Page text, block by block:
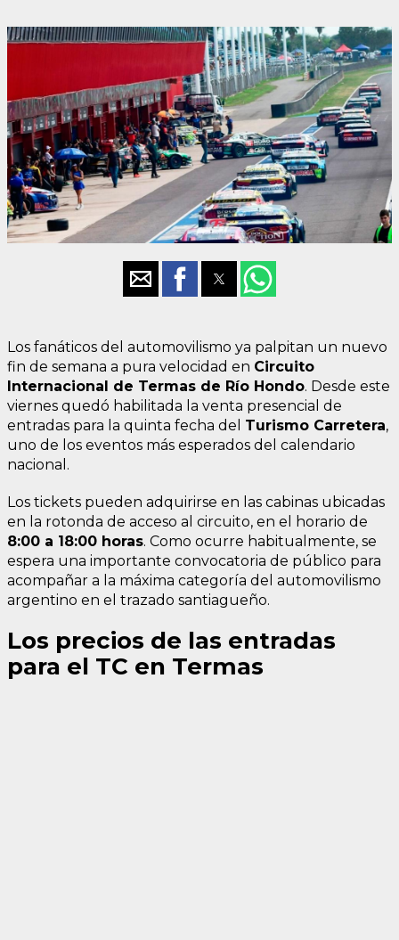
Los fanáticos del automovilismo ya palpitan un nuevo
fin de semana a pura velocidad en Circuito
Internacional de Termas de Río Hondo. Desde este
viernes quedó habilitada la venta presencial de
entradas para la quinta fecha del Turismo Carretera,
uno de los eventos más esperados del calendario
nacional.
Los tickets pueden adquirirse en las cabinas ubicadas
en la rotonda de acceso al circuito, en el horario de
8:00 a 18:00 horas. Como ocurre habitualmente, se
espera una importante convocatoria de público para
acompañar a la máxima categoría del automovilismo
argentino en el trazado santiagueño.
Los precios de las entradas
para el TC en Termas